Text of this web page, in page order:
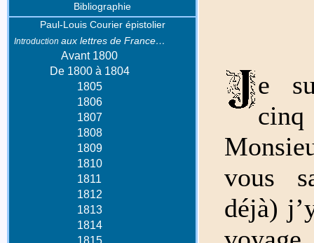
Bibliographie
Paul-Louis Courier épistolier
Introduction aux lettres de France…
Avant 1800
De 1800 à 1804
1805
1806
1807
1808
1809
1810
1811
1812
1813
1814
1815
e
vous
déjà)